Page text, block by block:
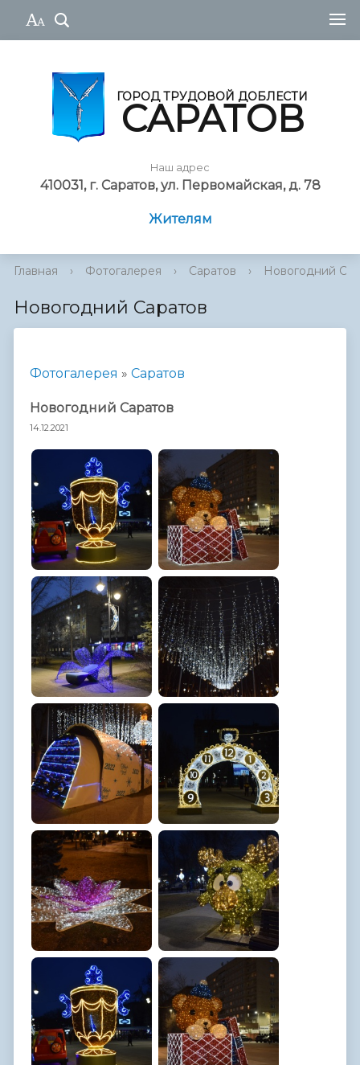
ГОРОД ТРУДОВОЙ ДОБЛЕСТИ
САРАТОВ
Наш адрес
410031, г. Саратов, ул. Первомайская, д. 78
Жителям
Главная › Фотогалерея › Саратов › Hовогодний
Hовогодний Саратов
Фотогалерея » Саратов
Hовогодний Саратов
14.12.2021